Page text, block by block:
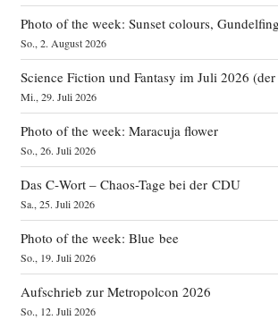
Photo of the week: Sunset colours,
So., 2. August 2026
Science Fiction und Fantasy im Juli 2026 (der
Mi., 29. Juli 2026
Photo of the week: Maracuja flower
So., 26. Juli 2026
Das C‑Wort – Chaos-Tage bei der CDU
Sa., 25. Juli 2026
Photo of the week: Blue bee
So., 19. Juli 2026
Aufschrieb zur Metropolcon 2026
So., 12. Juli 2026